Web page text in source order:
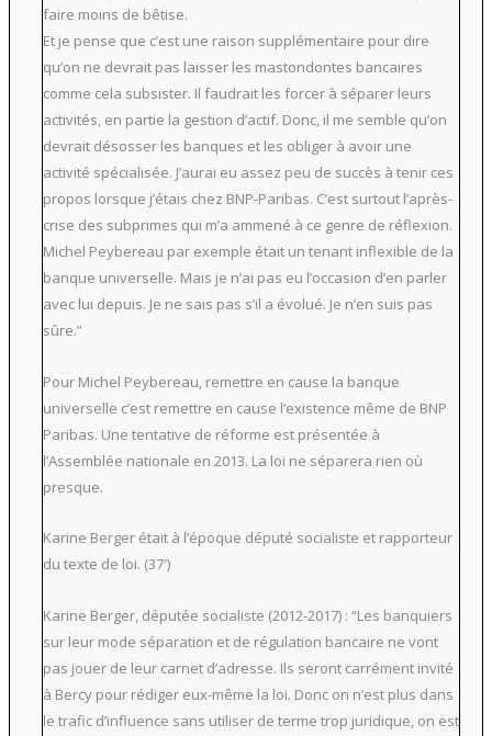
faire moins de bêtise.
Et je pense que c’est une raison supplémentaire pour dire
qu’on ne devrait pas laisser les mastondontes bancaires
comme cela subsister. Il faudrait les forcer à séparer leurs
activités, en partie la gestion d’actif. Donc, il me semble qu’on
devrait désosser les banques et les obliger à avoir une
activité spécialisée. J’aurai eu assez peu de succès à tenir ces
propos lorsque j’étais chez BNP-Paribas. C’est surtout l’après-
crise des subprimes qui m’a ammené à ce genre de réflexion.
Michel Peybereau par exemple était un tenant inflexible de la
banque universelle. Mais je n’ai pas eu l’occasion d’en parler
avec lui depuis. Je ne sais pas s’il a évolué. Je n’en suis pas
sûre.”
Pour Michel Peybereau, remettre en cause la banque
universelle c’est remettre en cause l’existence même de BNP
Paribas. Une tentative de réforme est présentée à
l’Assemblée nationale en 2013. La loi ne séparera rien où
presque.
Karine Berger était à l’époque député socialiste et rapporteur
du texte de loi. (37′)
Karine Berger, députée socialiste (2012-2017) : “Les banquiers
sur leur mode séparation et de régulation bancaire ne vont
pas jouer de leur carnet d’adresse. Ils seront carrément invité
à Bercy pour rédiger eux-même la loi. Donc on n’est plus dans
le trafic d’influence sans utiliser de terme trop juridique, on est